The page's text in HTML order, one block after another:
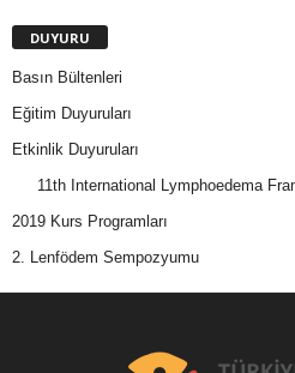
DUYURU
Basın Bültenleri
Eğitim Duyuruları
Etkinlik Duyuruları
11th International Lymphoedema
2019 Kurs Programları
2. Lenfödem Sempozyumu